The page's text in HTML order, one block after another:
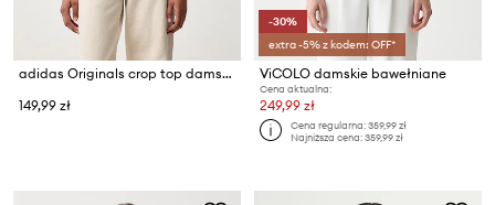
adidas Originals crop top damski z modalem Heather
149,99 zł
-30%
extra -5% z kodem: OFF*
ViCOLO damskie bawełniane
Cena aktualna:
249,99 zł
Cena regularna:359,99 zł
Najniższa cena:359,99 zł